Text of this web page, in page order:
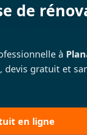
de
à
devis gratuit et
en ligne